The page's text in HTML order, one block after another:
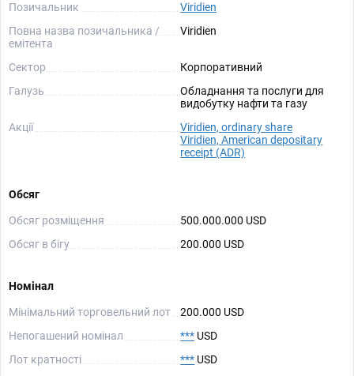
Позичальник
Viridien
Повна назва позичальника /
емітента
Viridien
Сектор
Корпоративний
Галузь
Обладнання та послуги для
видобутку нафти та газу
Акції
Viridien, ordinary share
Viridien, American depositary
receipt (ADR)
Обсяг
Обсяг розміщення
500.000.000 USD
Обсяг в бігу
200.000 USD
Номінал
Мінімальний торговельний лот
200.000 USD
Непогашений номінал
*** USD
Лот кратності
*** USD